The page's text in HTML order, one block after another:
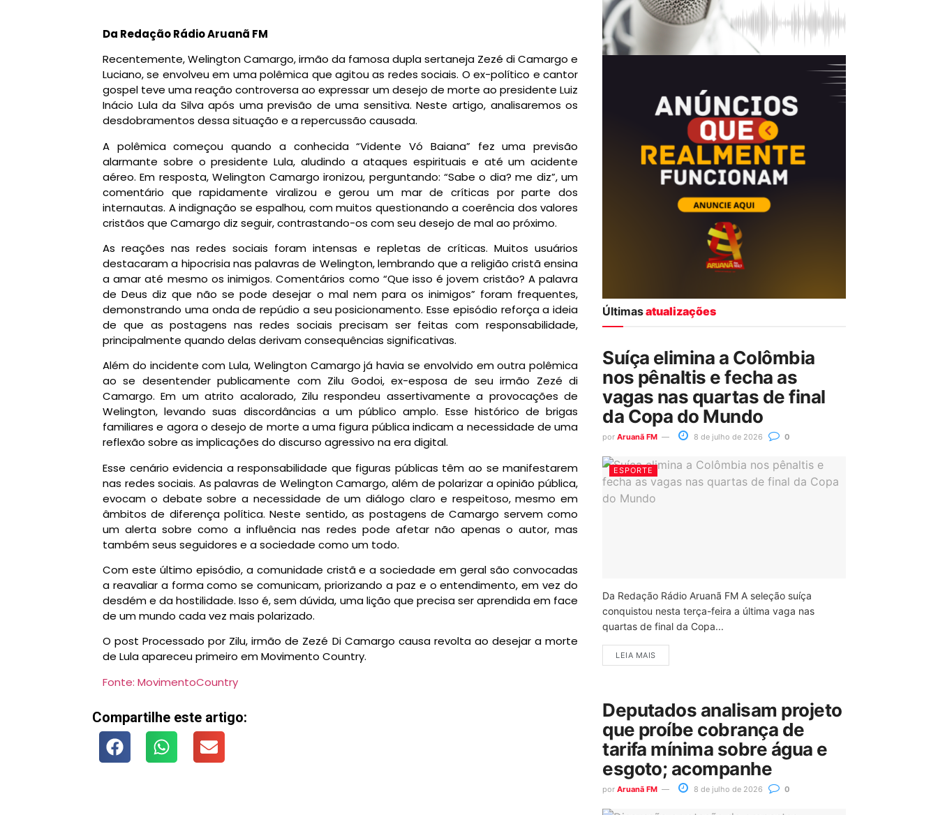
Da Redação Rádio Aruanã FM
Recentemente, Welington Camargo, irmão da famosa dupla sertaneja Zezé di Camargo e
Luciano, se envolveu em uma polêmica que agitou as redes sociais. O ex-político e cantor
gospel teve uma reação controversa ao expressar um desejo de morte ao presidente Luiz
Inácio Lula da Silva após uma previsão de uma sensitiva. Neste artigo, analisaremos os
desdobramentos dessa situação e a repercussão causada.
A polêmica começou quando a conhecida “Vidente Vó Baiana” fez uma previsão
alarmante sobre o presidente Lula, aludindo a ataques espirituais e até um acidente
aéreo. Em resposta, Welington Camargo ironizou, perguntando: “Sabe o dia? me diz”, um
comentário que rapidamente viralizou e gerou um mar de críticas por parte dos
internautas. A indignação se espalhou, com muitos questionando a coerência dos valores
cristãos que Camargo diz seguir, contrastando-os com seu desejo de mal ao próximo.
As reações nas redes sociais foram intensas e repletas de críticas. Muitos usuários
destacaram a hipocrisia nas palavras de Welington, lembrando que a religião cristã ensina
a amar até mesmo os inimigos. Comentários como “Que isso é jovem cristão? A palavra
de Deus diz que não se pode desejar o mal nem para os inimigos” foram frequentes,
demonstrando uma onda de repúdio a seu posicionamento. Esse episódio reforça a ideia
de que as postagens nas redes sociais precisam ser feitas com responsabilidade,
principalmente quando delas derivam consequências significativas.
Além do incidente com Lula, Welington Camargo já havia se envolvido em outra polêmica
ao se desentender publicamente com Zilu Godoi, ex-esposa de seu irmão Zezé di
Camargo. Em um atrito acalorado, Zilu respondeu assertivamente a provocações de
Welington, levando suas discordâncias a um público amplo. Esse histórico de brigas
familiares e agora o desejo de morte a uma figura pública indicam a necessidade de uma
reflexão sobre as implicações do discurso agressivo na era digital.
Esse cenário evidencia a responsabilidade que figuras públicas têm ao se manifestarem
nas redes sociais. As palavras de Welington Camargo, além de polarizar a opinião pública,
evocam o debate sobre a necessidade de um diálogo claro e respeitoso, mesmo em
âmbitos de diferença política. Neste sentido, as postagens de Camargo servem como
um alerta sobre como a influência nas redes pode afetar não apenas o autor, mas
também seus seguidores e a sociedade como um todo.
Com este último episódio, a comunidade cristã e a sociedade em geral são convocadas
a reavaliar a forma como se comunicam, priorizando a paz e o entendimento, em vez do
desdém e da hostilidade. Isso é, sem dúvida, uma lição que precisa ser aprendida em face
de um mundo cada vez mais polarizado.
O post Processado por Zilu, irmão de Zezé Di Camargo causa revolta ao desejar a morte
de Lula apareceu primeiro em Movimento Country.
Fonte: MovimentoCountry
Compartilhe este artigo:
Últimasatualizações
Suíça elimina a Colômbia
nos pênaltis e fecha as
vagas nas quartas de final
da Copa do Mundo
por Aruanã FM 8 de julho de 2026 0
ESPORTE
Da Redação Rádio Aruanã FM A seleção suíça
conquistou nesta terça-feira a última vaga nas
quartas de final da Copa...
LEIA MAIS
Deputados analisam projeto
que proíbe cobrança de
tarifa mínima sobre água e
esgoto; acompanhe
por Aruanã FM 8 de julho de 2026 0